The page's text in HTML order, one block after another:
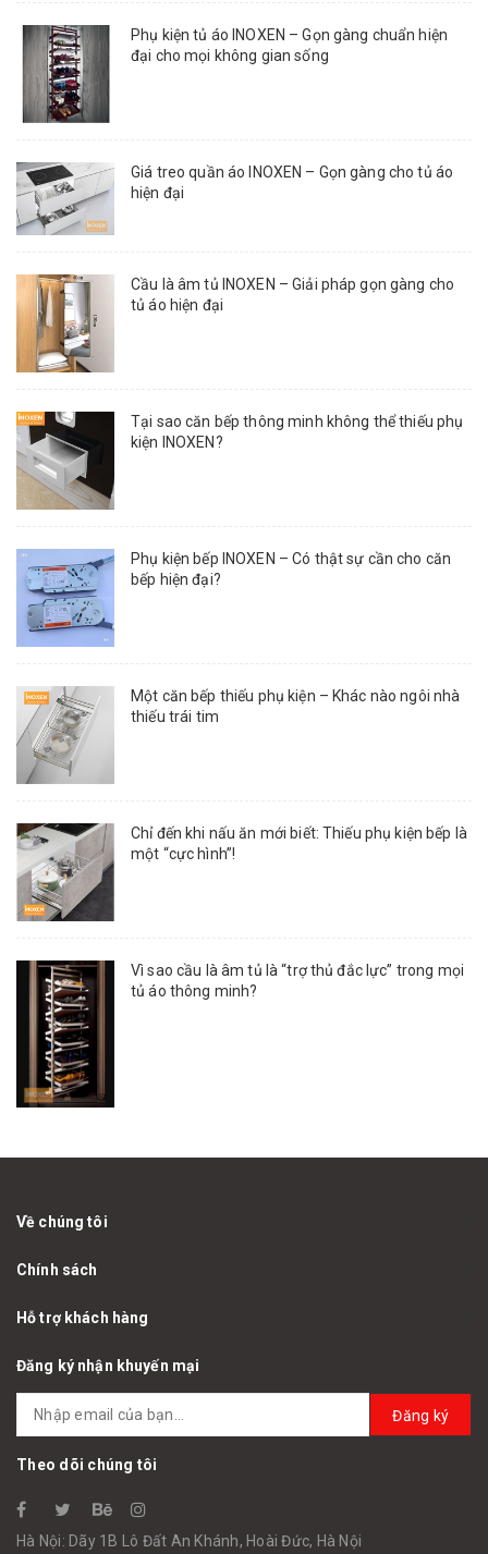
Phụ kiện tủ áo INOXEN – Gọn gàng chuẩn hiện
đại cho mọi không gian sống
Giá treo quần áo INOXEN – Gọn gàng cho tủ áo
hiện đại
Cầu là âm tủ INOXEN – Giải pháp gọn gàng cho
tủ áo hiện đại
Tại sao căn bếp thông minh không thể thiếu phụ
kiện INOXEN?
Phụ kiện bếp INOXEN – Có thật sự cần cho căn
bếp hiện đại?
Một căn bếp thiếu phụ kiện – Khác nào ngôi nhà
thiếu trái tim
Chỉ đến khi nấu ăn mới biết: Thiếu phụ kiện bếp là
một “cực hình”!
Vì sao cầu là âm tủ là “trợ thủ đắc lực” trong mọi
tủ áo thông minh?
Về chúng tôi
Chính sách
Hỗ trợ khách hàng
Đăng ký nhận khuyến mại
Đăng ký
Theo dõi chúng tôi
Hà Nội: Dãy 1B Lô Đất An Khánh, Hoài Đức, Hà Nội